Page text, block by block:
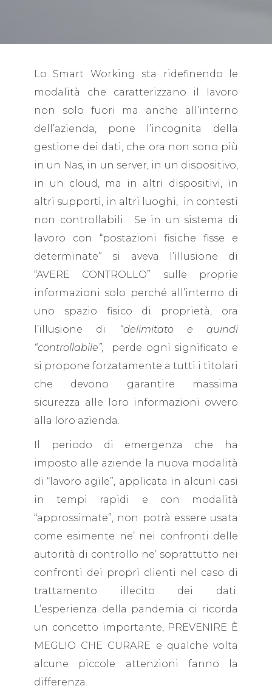
Lo Smart Working sta ridefinendo le
modalità che caratterizzano il lavoro
non solo fuori ma anche all’interno
dell’azienda, pone l’incognita della
gestione dei dati, che ora non sono più
in un Nas, in un server, in un dispositivo,
in un cloud, ma in altri dispositivi, in
altri supporti, in altri luoghi, in contesti
non controllabili. Se in un sistema di
lavoro con “postazioni fisiche fisse e
determinate” si aveva l’illusione di
“AVERE CONTROLLO” sulle proprie
informazioni solo perché all’interno di
uno spazio fisico di proprietà, ora
l’illusione di
“delimitato e quindi
“controllabile”, perde ogni significato e
si propone forzatamente a tutti i titolari
che devono garantire massima
sicurezza alle loro informazioni ovvero
alla loro azienda.
Il periodo di emergenza che ha
imposto alle aziende la nuova modalità
di “lavoro agile”, applicata in alcuni casi
in tempi rapidi e con modalità
“approssimate”, non potrà essere usata
come esimente ne’ nei confronti delle
autorità di controllo ne’ soprattutto nei
confronti dei propri clienti nel caso di
trattamento illecito dei dati.
L’esperienza della pandemia ci ricorda
un concetto importante, PREVENIRE È
MEGLIO CHE CURARE e qualche volta
alcune piccole attenzioni fanno la
differenza.